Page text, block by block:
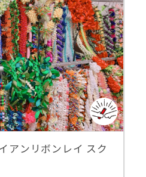
アンリボンレイ スク